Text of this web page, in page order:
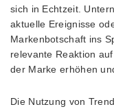
sich in Echtzeit.
aktuelle Ereignisse
Markenbotschaft ins
relevante Reaktion
der Marke erhöhen
Die Nutzung von